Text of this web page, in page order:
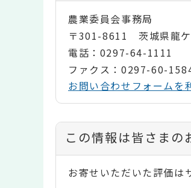
農業委員会事務局
〒301-8611 茨城県龍
電話：0297-64-1111
ファクス：0297-60-
お問い合わせフォームを
コ
ン
テ
この情報は皆さまの
お寄せいただいた評価は